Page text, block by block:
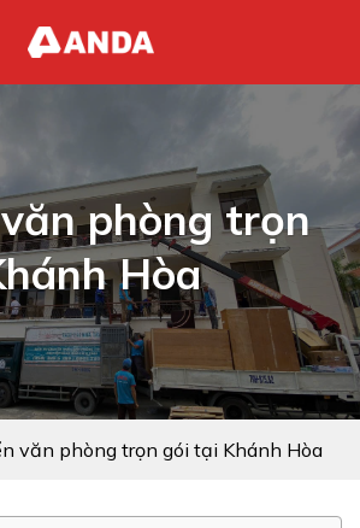
phòng trọn
Hòa
văn phòng trọn gói tại Khánh Hòa